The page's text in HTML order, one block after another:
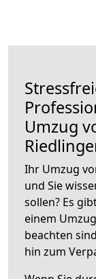
Umzug
Ihr Umzug
und Sie
sollen? Es
einem
beachten
hin zum